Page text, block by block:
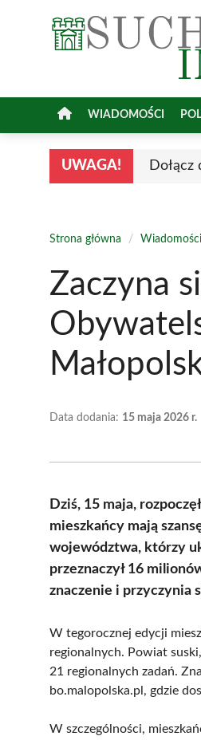
WIADOMOŚCI
UWAGA!
Strona główna / Wiadomości
Zaczyna
Data dodania: 15 maja 2026 r.
Dziś, 15 maja,
mieszkańcy mają
województwa, którzy
przeznaczył 16
znaczenie i przyczynia
W tegorocznej edycji
regionalnych. Powiat
21 regionalnych zadań.
bo.malopolska.pl, gdzie
W szczególności,